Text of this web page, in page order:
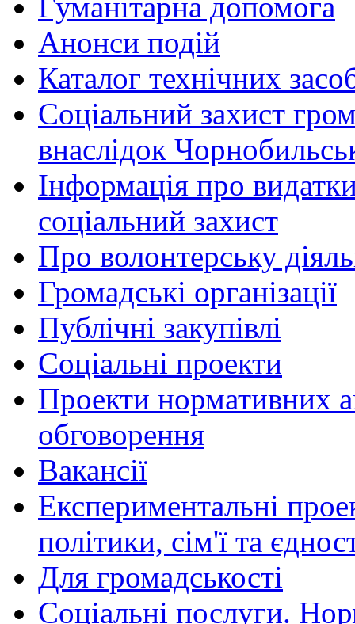
Гуманітарна допомога
Анонси подій
Каталог технічних
Соціальний захист
внаслідок
Інформація про
соціальний захист
Про волонтерську
Громадські організації
Публічні закупівлі
Соціальні проекти
Проекти нормативних
обговорення
Вакансії
Експериментальні
політики, сім'ї та
Для громадськості
Соціальні послуги.